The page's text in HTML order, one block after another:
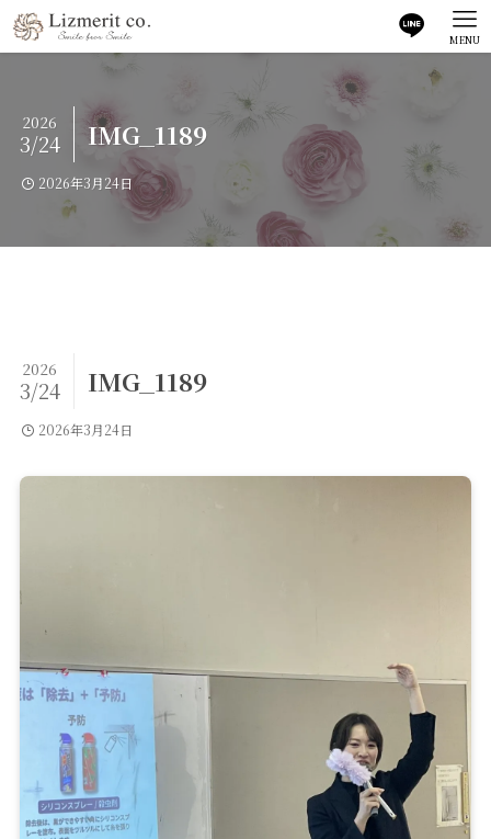
MENU
IMG_1189
2026
3/24
2026年3月24日
IMG_1189
2026
3/24
2026年3月24日